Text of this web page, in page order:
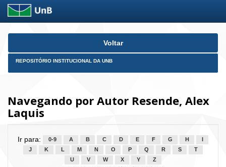
Skip
Voltar
REPOSITÓRIO INSTITUCIONAL DA UNB
Navegando por Autor Resende, Alex
Laquis
Ir para: 0-9 A B C D E F G H
J
K L M N O P Q R S
T
U
V W X Y Z